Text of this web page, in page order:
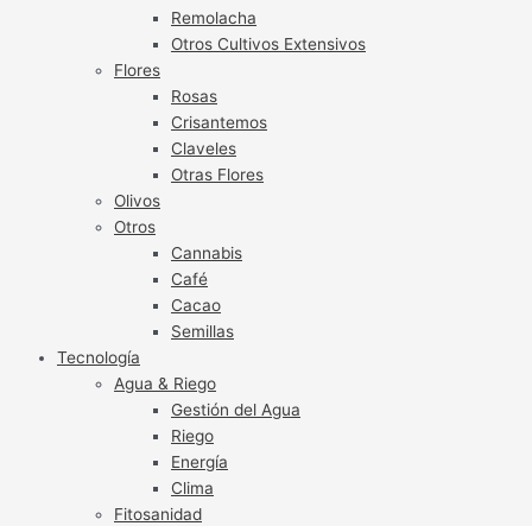
Remolacha
Otros Cultivos Extensivos
Flores
Rosas
Crisantemos
Claveles
Otras Flores
Olivos
Otros
Cannabis
Café
Cacao
Semillas
Tecnología
Agua & Riego
Gestión del Agua
Riego
Energía
Clima
Fitosanidad